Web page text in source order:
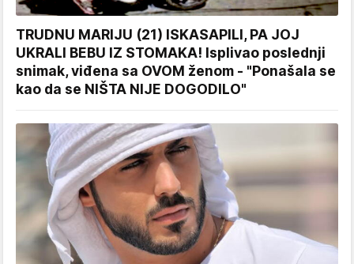
TRUDNU MARIJU (21) ISKASAPILI, PA JOJ
UKRALI BEBU IZ STOMAKA! Isplivao poslednji
snimak, viđena sa OVOM ženom - "Ponašala se
kao da se NIŠTA NIJE DOGODILO"